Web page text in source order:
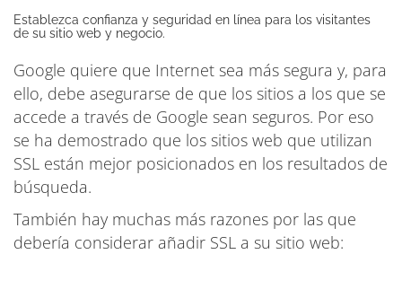
Establezca confianza y seguridad en línea para los visitantes
de su sitio web y negocio.
Google quiere que Internet sea más segura y, para
ello, debe asegurarse de que los sitios a los que se
accede a través de Google sean seguros. Por eso
se ha demostrado que los sitios web que utilizan
SSL están mejor posicionados en los resultados de
búsqueda.
También hay muchas más razones por las que
debería considerar añadir SSL a su sitio web: